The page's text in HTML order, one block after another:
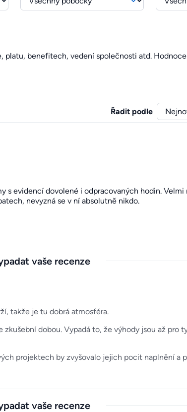
benefitech, vedení společnosti atd.
Řadit podle
s evidencí dovolené i odpracovaných hodin.
nevyzná se v ní absolutně nikdo.
vaše recenze
takže je tu dobrá atmosféra.
dobou. Vypadá to, že výhody jsou až pro
projektech by zvyšovalo jejich pocit naplnění a
vaše recenze